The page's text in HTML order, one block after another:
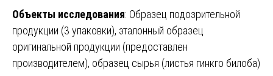
Объекты исследования: Образец подозрительной
продукции (3 упаковки), эталонный образец
оригинальной продукции (предоставлен
производителем), образец сырья (листья гинкго билоба)